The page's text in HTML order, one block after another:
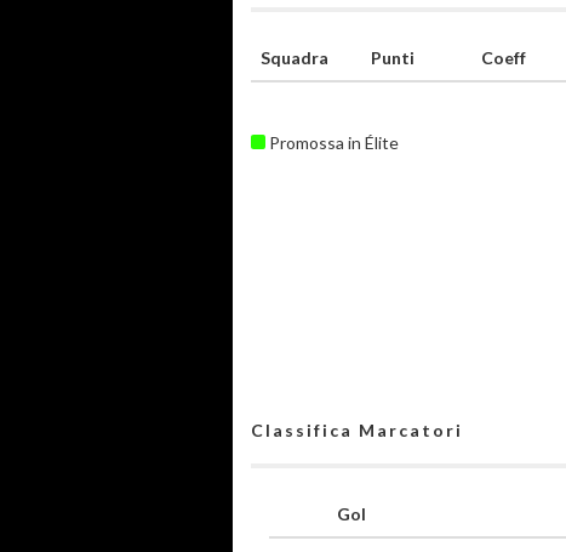
Squadra Punti Coeff
Promossa in Élite
Classifica Marcatori
Gol